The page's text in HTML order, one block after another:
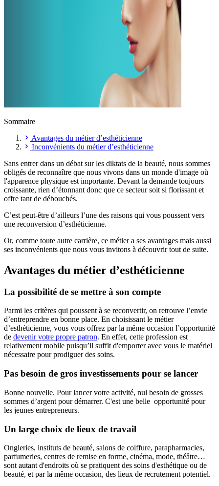
Sommaire
Avantages du métier d’esthéticienne
Inconvénients du métier d’esthéticienne
Sans entrer dans un débat sur les diktats de la beauté, nous sommes
obligés de reconnaître que nous vivons dans un monde d'image où
l'apparence physique est importante. Devant la demande toujours
croissante, rien d’étonnant donc que ce secteur soit si florissant et
offre tant de débouchés.
C’est peut-être d’ailleurs l’une des raisons qui vous poussent vers
une reconversion d’esthéticienne.
Or, comme toute autre carrière, ce métier a ses avantages mais aussi
ses inconvénients que nous vous invitons à découvrir tout de suite.
Avantages du métier d’esthéticienne
La possibilité de se mettre à son compte
Parmi les critères qui poussent à se reconvertir, on retrouve l’envie
d’entreprendre en bonne place. En choisissant le métier
d’esthéticienne, vous vous offrez par la même occasion l’opportunité
de devenir votre propre patron. En effet, cette profession est
relativement mobile puisqu’il suffit d'emporter avec vous le matériel
nécessaire pour prodiguer des soins.
Pas besoin de gros investissements pour se lancer
Bonne nouvelle. Pour lancer votre activité, nul besoin de grosses
sommes d’argent pour démarrer. C'est une belle opportunité pour
les jeunes entrepreneurs.
Un large choix de lieux de travail
Ongleries, instituts de beauté, salons de coiffure, parapharmacies,
parfumeries, centres de remise en forme, cinéma, mode, théâtre…
sont autant d'endroits où se pratiquent des soins d'esthétique ou de
beauté, et par la même occasion, des lieux de recrutement potentiel.